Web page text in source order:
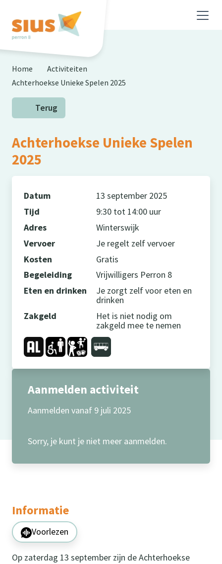
Home
Activiteiten
Achterhoekse Unieke Spelen 2025
Terug
Achterhoekse Unieke Spelen
2025
Datum
13 september 2025
Tijd
9:30 tot 14:00 uur
Adres
Winterswijk
Vervoer
Je regelt zelf vervoer
Kosten
Gratis
Begeleiding
Vrijwilligers Perron 8
Eten en drinken
Je zorgt zelf voor eten en
drinken
Zakgeld
Het is niet nodig om
zakgeld mee te nemen
Aanmelden activiteit
Aanmelden vanaf 9 juli 2025
Sorry, je kunt je niet meer aanmelden.
Informatie
Voorlezen
Op zaterdag 13 september zijn de Achterhoekse